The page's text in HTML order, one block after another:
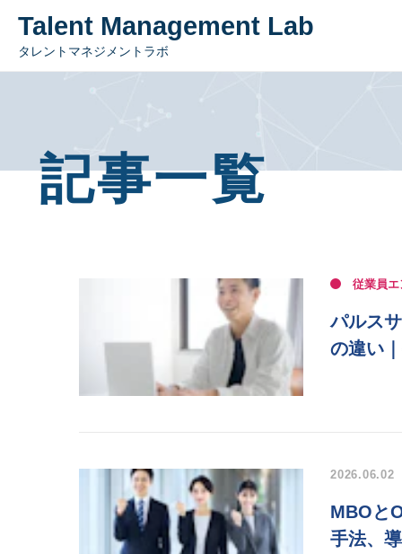
Talent Management Lab
タレントマネジメントラボ
記事一覧
従業員
パルス
の違い
2026.06.02
MBOと
手法、